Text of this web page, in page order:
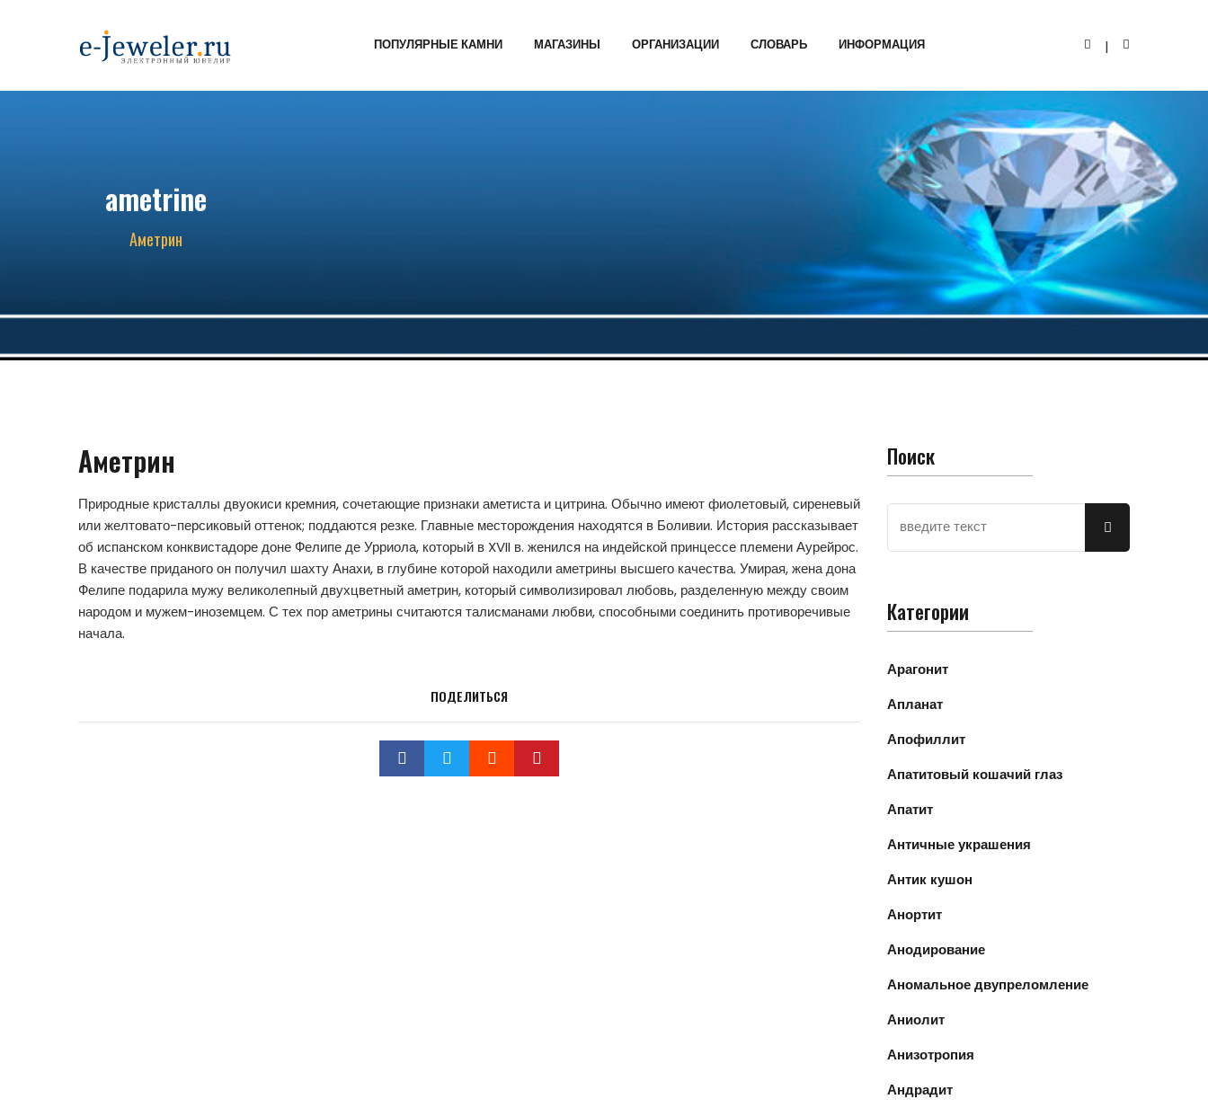
ПОПУЛЯРНЫЕ КАМНИ МАГАЗИНЫ ОРГАНИЗАЦИИ СЛОВАРЬ ИНФОРМАЦИЯ
ametrine
Аметрин
Аметрин
Природные кристаллы двуокиси кремния, сочетающие признаки аметиста и цитрина. Обычно имеют фиолетовый, сиреневый
или желтовато-персиковый оттенок; поддаются резке. Главные месторождения находятся в Боливии. История рассказывает
об испанском конквистадоре доне Фелипе де Урриола, который в XVII в. женился на индейской принцессе племени Аурейрос.
В качестве приданого он получил шахту Анахи, в глубине которой находили аметрины высшего качества. Умирая, жена дона
Фелипе подарила мужу великолепный двухцветный аметрин, который символизировал любовь, разделенную между своим
народом и мужем-иноземцем. С тех пор аметрины считаются талисманами любви, способными соединить противоречивые
начала.
ПОДЕЛИТЬСЯ
Поиск
Категории
Арагонит
Апланат
Апофиллит
Апатитовый кошачий глаз
Апатит
Античные украшения
Антик кушон
Анортит
Анодирование
Аномальное двупреломление
Аниолит
Анизотропия
Андрадит